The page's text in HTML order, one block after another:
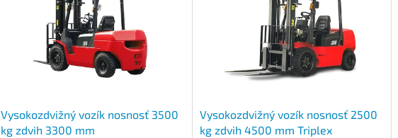
Vysokozdvižný vozík nosnosť 3500
kg zdvih 3300 mm
Vysokozdvižný vozík nosnosť 2500
kg zdvih 4500 mm Triplex